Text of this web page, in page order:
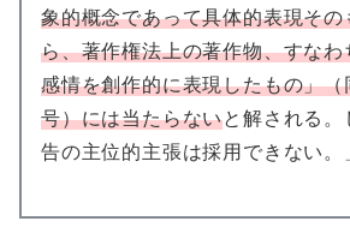
象的概念であって具体的表現そ
ら、著作権法上の著作物、すな
感情を創作的に表現したもの」
号）には当たらないと解される
告の主位的主張は採用できない。